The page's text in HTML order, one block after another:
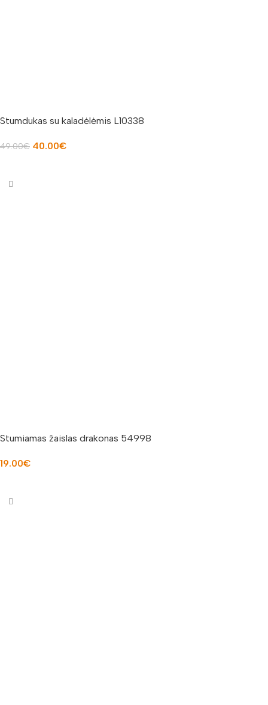
Stumdukas su kaladėlėmis L10338
49.00€ 40.00€
Stumiamas žaislas drakonas 54998
19.00€